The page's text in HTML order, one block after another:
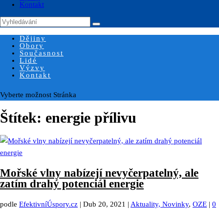
Kontakt
Dějiny
Obory
Současnost
Lidé
Výzvy
Kontakt
Vyberte možnost Stránka
Štítek: energie přílivu
Mořské vlny nabízejí nevyčerpatelný, ale
zatím drahý potenciál energie
podle EfektivníÚspory.cz | Dub 20, 2021 | Aktuality, Novinky, OZE | 0